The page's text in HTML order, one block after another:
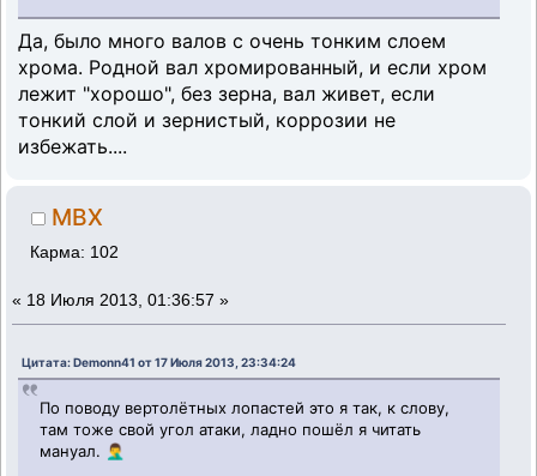
Да, было много валов с очень тонким слоем
хрома. Родной вал хромированный, и если хром
лежит "хорошо", без зерна, вал живет, если
тонкий слой и зернистый, коррозии не
избежать....
MBX
Карма: 102
« 18 Июля 2013, 01:36:57 »
Цитата: Demonn41 от 17 Июля 2013, 23:34:24
По поводу вертолётных лопастей это я так, к слову,
там тоже свой угол атаки, ладно пошёл я читать
мануал. 🤦‍♂️